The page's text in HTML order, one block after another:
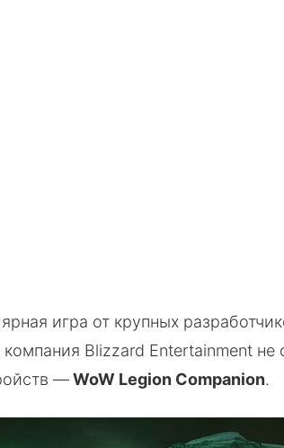
игра от крупных
Blizzard Entertainment не
—WoW Legion Companion.